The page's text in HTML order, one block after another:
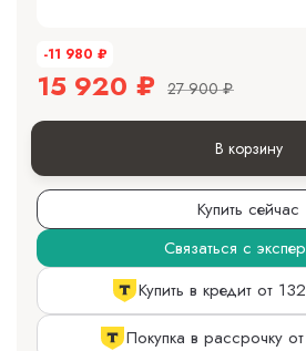
-11 980 ₽
15 920 ₽ 27 900 ₽
В корзину
Купить сейчас
Связаться с
Купить в кредит от
Покупка в рассрочку